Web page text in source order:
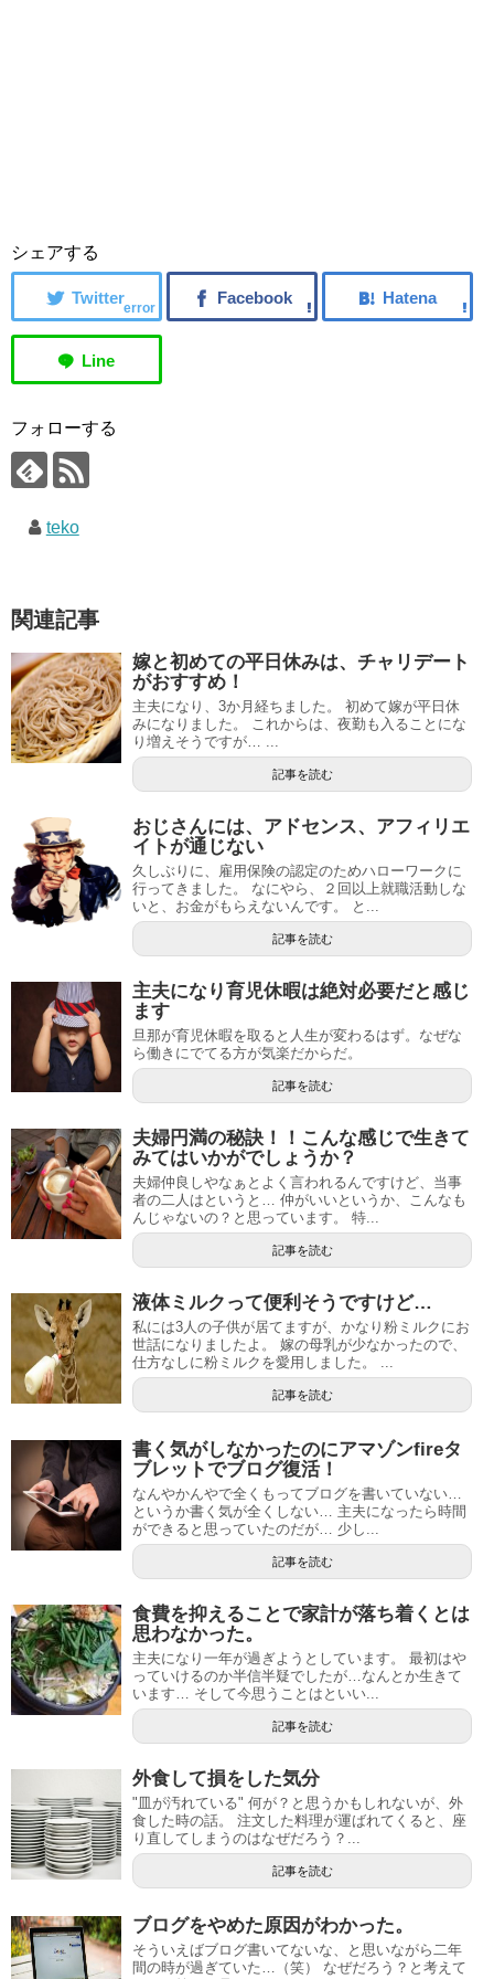
シェアする
error
フォローする
teko
関連記事
嫁と初めての平日休みは、チャリデート
がおすすめ！
主夫になり、3か月経ちました。 初めて嫁が平日休
みになりました。 これからは、夜勤も入ることにな
り増えそうですが… ...
記事を読む
おじさんには、アドセンス、アフィリエ
イトが通じない
久しぶりに、雇用保険の認定のためハローワークに
行ってきました。 なにやら、２回以上就職活動しな
いと、お金がもらえないんです。 と...
記事を読む
主夫になり育児休暇は絶対必要だと感じ
ます
旦那が育児休暇を取ると人生が変わるはず。なぜな
ら働きにでてる方が気楽だからだ。
記事を読む
夫婦円満の秘訣！！こんな感じで生きて
みてはいかがでしょうか？
夫婦仲良しやなぁとよく言われるんですけど、当事
者の二人はというと… 仲がいいというか、こんなも
んじゃないの？と思っています。 特...
記事を読む
液体ミルクって便利そうですけど…
私には3人の子供が居てますが、かなり粉ミルクにお
世話になりましたよ。 嫁の母乳が少なかったので、
仕方なしに粉ミルクを愛用しました。 ...
記事を読む
書く気がしなかったのにアマゾンfireタ
ブレットでブログ復活！
なんやかんやで全くもってブログを書いていない…
というか書く気が全くしない… 主夫になったら時間
ができると思っていたのだが… 少し...
記事を読む
食費を抑えることで家計が落ち着くとは
思わなかった。
主夫になり一年が過ぎようとしています。 最初はや
っていけるのか半信半疑でしたが…なんとか生きて
います… そして今思うことはといい...
記事を読む
外食して損をした気分
"皿が汚れている" 何が？と思うかもしれないが、外
食した時の話。 注文した料理が運ばれてくると、座
り直してしまうのはなぜだろう？...
記事を読む
ブログをやめた原因がわかった。
そういえばブログ書いてないな、と思いながら二年
間の時が過ぎていた…（笑） なぜだろう？と考えて